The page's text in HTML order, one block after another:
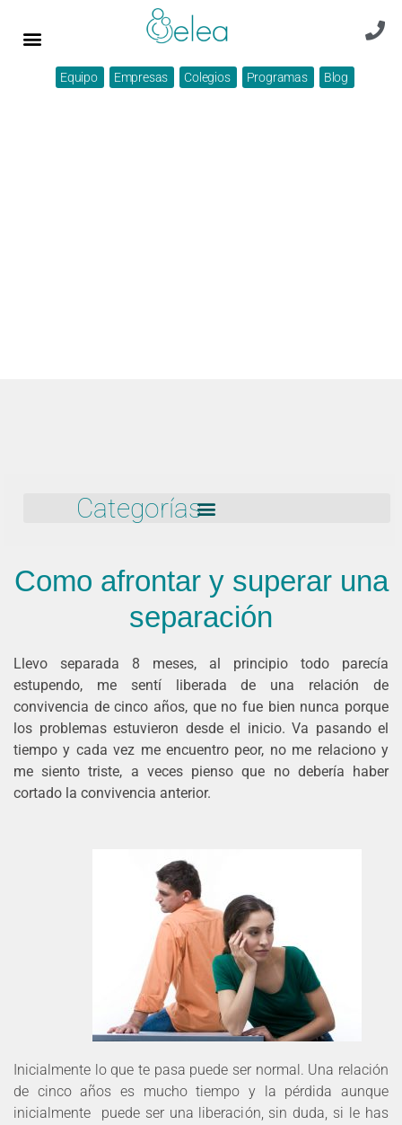
Equipo Empresas Colegios Programas Blog
Como afrontar y superar una
separación
Llevo separada 8 meses, al principio todo parecía
estupendo, me sentí liberada de una relación de
convivencia de cinco años, que no fue bien nunca porque
los problemas estuvieron desde el inicio. Va pasando el
tiempo y cada vez me encuentro peor, no me relaciono y
me siento triste, a veces pienso que no debería haber
cortado la convivencia anterior.
Inicialmente lo que te pasa puede ser normal. Una relación
de cinco años es mucho tiempo y la pérdida aunque
inicialmente puede ser una liberación, sin duda, si le has
Categorías